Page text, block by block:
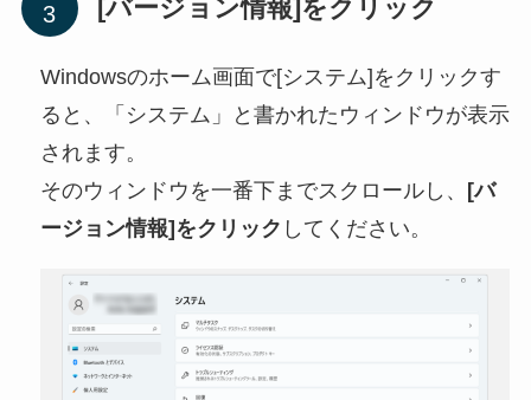
[バージョン情報]をクリック
Windowsのホーム画面で[システム]をクリックす
ると、「システム」と書かれたウィンドウが表示
されます。
そのウィンドウを一番下までスクロールし、 [バ
ージョン情報]をクリック してください。